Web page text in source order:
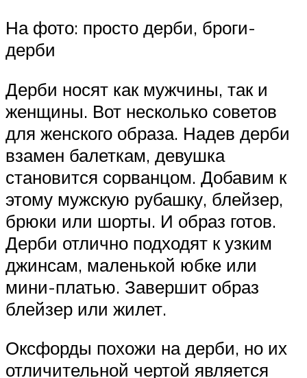
На фото: просто дерби, броги-
дерби
Дерби носят как мужчины, так и
женщины. Вот несколько советов
для женского образа. Надев дерби
взамен балеткам, девушка
становится сорванцом. Добавим к
этому мужскую рубашку, блейзер,
брюки или шорты. И образ готов.
Дерби отлично подходят к узким
джинсам, маленькой юбке или
мини-платью. Завершит образ
блейзер или жилет.
Оксфорды похожи на дерби, но их
отличительной чертой является